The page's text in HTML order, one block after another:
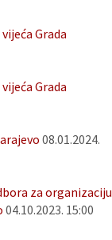
Grada
Grada
08.01.2024.
za organizaciju
04.10.2023. 15:00